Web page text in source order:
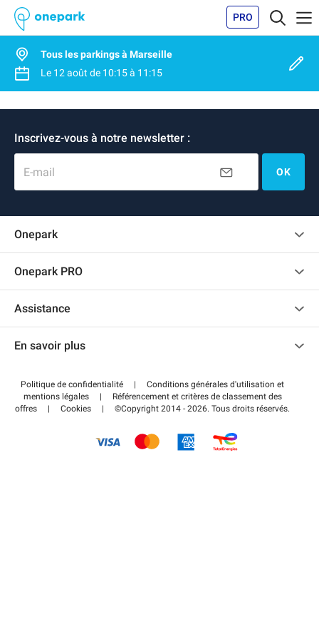
PRO
Tous les parkings à Marseille
Le 12 août de 10:15à 11:15
Inscrivez-vous à notre newsletter :
E-mail OK
Onepark
Recrutement
Onepark PRO
Accéder à mon espace partenaire
Assistance
Centre d'aide
Régler votre stationnement FLOW
En savoir plus
Wiki
Guide du stationnement
Politique de confidentialité |
Conditions générales d'utilisation et
mentions légales
|
Référencement et critères de classement des
offres
| Cookies | ©Copyright 2014 - 2026. Tous droits réservés.